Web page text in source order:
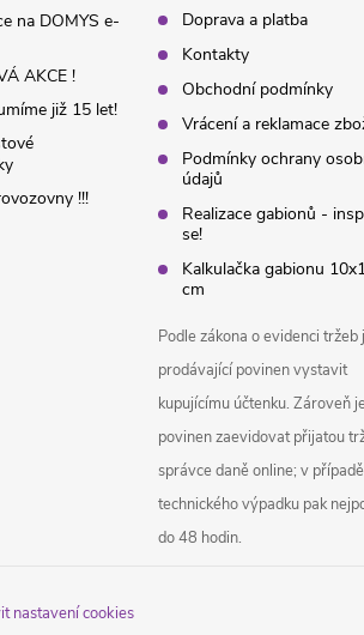
na DOMYS e-
AKCE !
již 15 let!
!!!
Doprava a platba
Kontakty
Obchodní podmínky
Vrácení a reklamace
Podmínky ochrany
údajů
Realizace gabionů -
se!
Kalkulačka gabionu
cm
Podle zákona o evidenci tržeb
prodávající povinen vystavit
kupujícímu účtenku. Zároveň
povinen zaevidovat přijatou
správce daně online; v případě
technického výpadku pak
do 48 hodin.
nastavení cookies